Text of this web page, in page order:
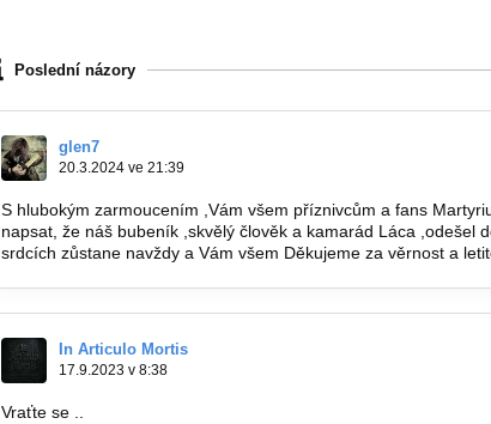
Poslední názory
glen7
20.3.2024 ve 21:39
S hlubokým zarmoucením ,Vám všem příznivcům a fans
napsat, že náš bubeník ,skvělý člověk a kamarád Láca ,odešel
srdcích zůstane navždy a Vám všem Děkujeme za věrnost a
In Articulo Mortis
17.9.2023 v 8:38
Vraťte se ..